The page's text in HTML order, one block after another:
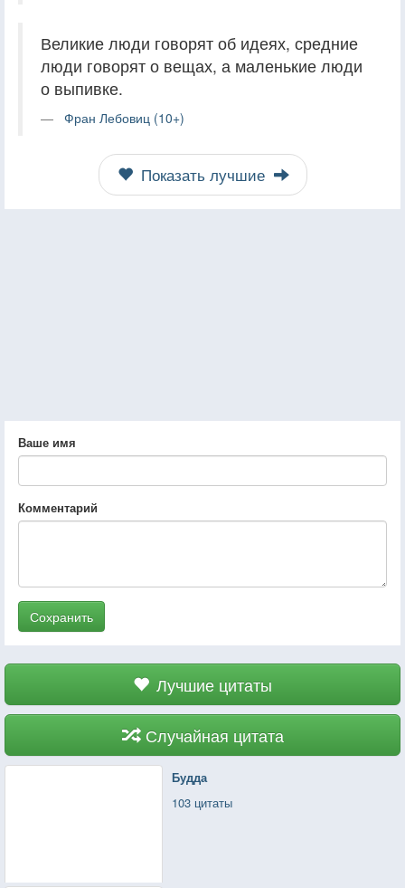
Великие люди говорят об идеях, средние
люди говорят о вещах, а маленькие люди
о выпивке.
Фран Лебовиц (10+)
Показать лучшие
Ваше имя
Комментарий
Сохранить
Лучшие цитаты
Случайная цитата
Будда
103 цитаты